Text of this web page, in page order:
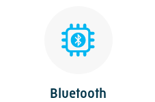
Bluetooth